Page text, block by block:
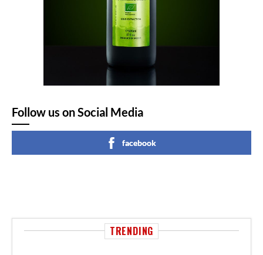
Follow us on Social Media
facebook
TRENDING